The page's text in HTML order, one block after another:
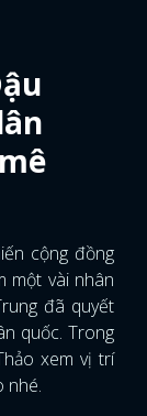
cộng đồng
một vài nhân
đã quyết
quốc. Trong
xem vị trí
nhé.